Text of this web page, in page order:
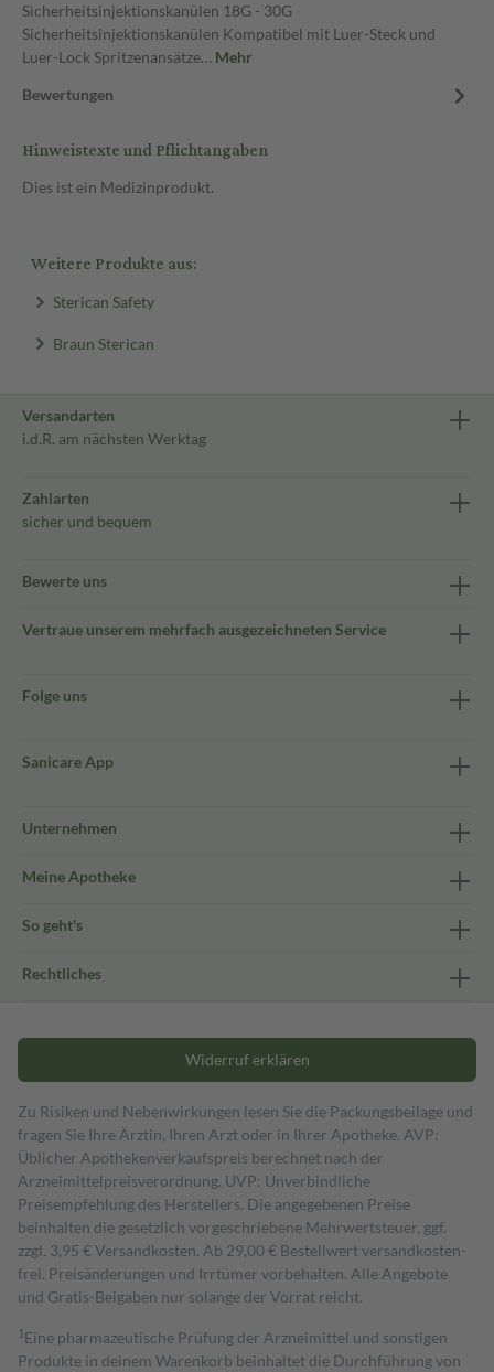
Sicherheitsinjektionskanülen 18G - 30G
Sicherheitsinjektionskanülen Kompatibel mit Luer-Steck und
Luer-Lock Spritzenansätze… Mehr
Bewertungen
Hinweistexte und Pflichtangaben
Dies ist ein Medizinprodukt.
Weitere Produkte aus:
Sterican Safety
Braun Sterican
Versandarten
i.d.R. am nächsten Werktag
Zahlarten
sicher und bequem
Bewerte uns
Vertraue unserem mehrfach ausgezeichneten Service
Folge uns
Sanicare App
Unternehmen
Meine Apotheke
So geht's
Rechtliches
Widerruf erklären
Zu Risiken und Nebenwirkungen lesen Sie die Packungsbeilage und
fragen Sie Ihre Ärztin, Ihren Arzt oder in Ihrer Apotheke. AVP:
Üblicher Apothekenverkaufspreis berechnet nach der
Arzneimittelpreisverordnung. UVP: Unverbindliche
Preisempfehlung des Herstellers. Die angegebenen Preise
beinhalten die gesetzlich vorgeschriebene Mehrwertsteuer, ggf.
zzgl. 3,95 € Versandkosten. Ab 29,00 € Bestell­wert versand­kosten­
frei. Preisänderungen und Irrtümer vorbehalten. Alle Angebote
und Gratis-Beigaben nur solange der Vorrat reicht.
1 Eine pharmazeutische Prüfung der Arzneimittel und sonstigen
Produkte in deinem Warenkorb beinhaltet die Durchführung von